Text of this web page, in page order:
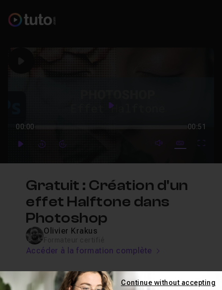
Play
00:00 00:51
PlayForwardForward mute video
Subtitles
Gratuit : Création d'un
effet Halftone dans
Photoshop
Olivier Krakus
Accéder à la formation complète